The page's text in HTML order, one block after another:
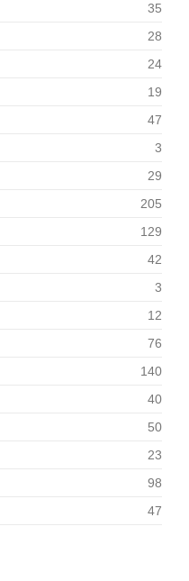
35
28
24
19
47
3
29
205
129
42
3
12
76
140
40
50
23
98
47